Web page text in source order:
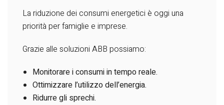
La riduzione dei consumi energetici è oggi una
priorità per famiglie e imprese.
Grazie alle soluzioni ABB possiamo:
Monitorare i consumi in tempo reale.
Ottimizzare l’utilizzo dell’energia.
Ridurre gli sprechi.